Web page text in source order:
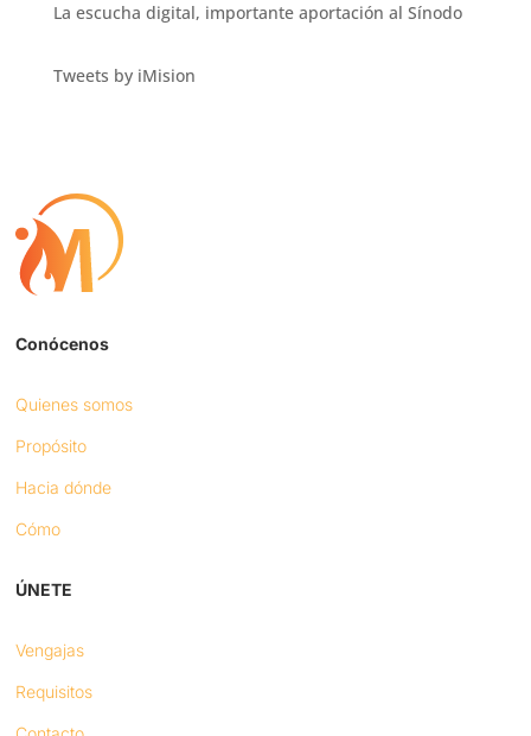
La escucha digital, importante aportación al Sínodo
Tweets by iMision
Conócenos
Quienes somos
Propósito
Hacia dónde
Cómo
ÚNETE
Vengajas
Requisitos